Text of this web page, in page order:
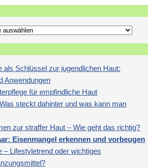
als Schlüssel zur jugendlichen Haut:
Anwendungen
für empfindliche Haut
steckt dahinter und was kann man
zur straffer Haut – Wie geht das richtig?
Eisenmangel erkennen und vorbeugen
– Lifestyletrend oder wichtiges